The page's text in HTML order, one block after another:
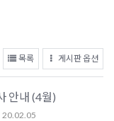
목록 게시판 옵션
안내 (4월)
20.02.05